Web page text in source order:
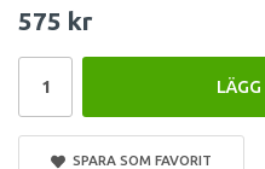
575 kr
SPARA SOM FAVORIT